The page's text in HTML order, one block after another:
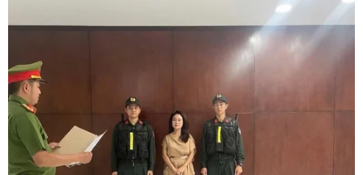
Ra mắt bộ sách 'Hồ Chí Minh với Ấn Độ'